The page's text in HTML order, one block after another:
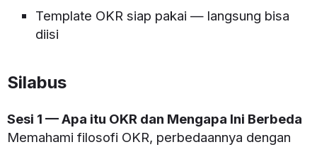
Template OKR siap pakai — langsung bisa
diisi
Silabus
Sesi 1 — Apa itu OKR dan Mengapa Ini Berbeda
Memahami filosofi OKR, perbedaannya dengan